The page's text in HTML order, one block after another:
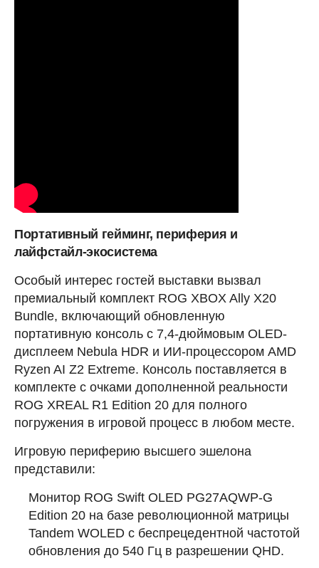
Портативный гейминг, периферия и
лайфстайл-экосистема
Особый интерес гостей выставки вызвал
премиальный комплект ROG XBOX Ally X20
Bundle, включающий обновленную
портативную консоль с 7,4-дюймовым OLED-
дисплеем Nebula HDR и ИИ-процессором AMD
Ryzen AI Z2 Extreme. Консоль поставляется в
комплекте с очками дополненной реальности
ROG XREAL R1 Edition 20 для полного
погружения в игровой процесс в любом месте.
Игровую периферию высшего эшелона
представили:
Монитор ROG Swift OLED PG27AQWP-G
Edition 20 на базе революционной матрицы
Tandem WOLED с беспрецедентной частотой
обновления до 540 Гц в разрешении QHD.